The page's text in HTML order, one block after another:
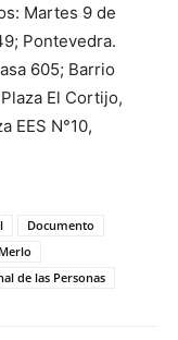
Martes 9 de
Pontevedra.
605; Barrio
El Cortijo,
EES N°10,
Documento
de las Personas